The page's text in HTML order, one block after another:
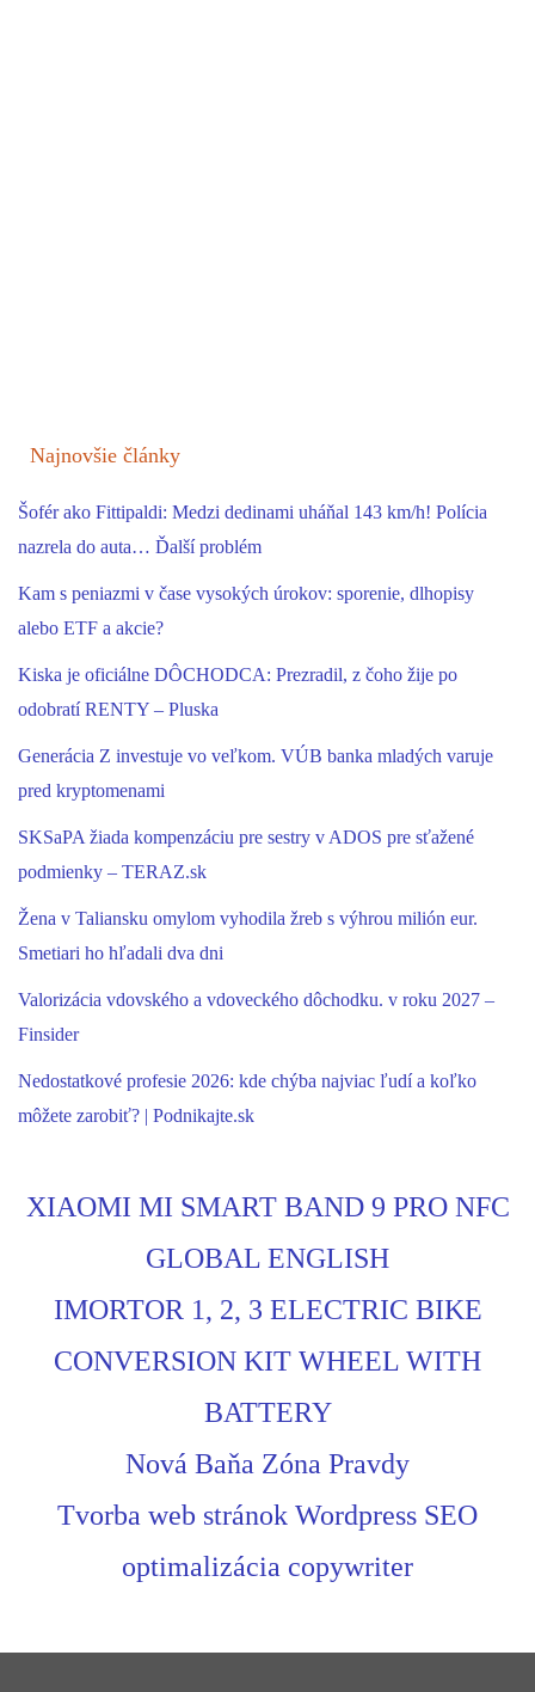
Najnovšie články
Šofér ako Fittipaldi: Medzi dedinami uháňal 143 km/h! Polícia
nazrela do auta… Ďalší problém
Kam s peniazmi v čase vysokých úrokov: sporenie, dlhopisy
alebo ETF a akcie?
Kiska je oficiálne DÔCHODCA: Prezradil, z čoho žije po
odobratí RENTY – Pluska
Generácia Z investuje vo veľkom. VÚB banka mladých varuje
pred kryptomenami
SKSaPA žiada kompenzáciu pre sestry v ADOS pre sťažené
podmienky – TERAZ.sk
Žena v Taliansku omylom vyhodila žreb s výhrou milión eur.
Smetiari ho hľadali dva dni
Valorizácia vdovského a vdoveckého dôchodku. v roku 2027 –
Finsider
Nedostatkové profesie 2026: kde chýba najviac ľudí a koľko
môžete zarobiť? | Podnikajte.sk
XIAOMI MI SMART BAND 9 PRO NFC
GLOBAL ENGLISH
IMORTOR 1, 2, 3 ELECTRIC BIKE
CONVERSION KIT WHEEL WITH
BATTERY
Nová Baňa Zóna Pravdy
Tvorba web stránok Wordpress SEO
optimalizácia copywriter